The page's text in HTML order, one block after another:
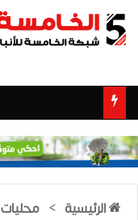
الرئيسية > محليات